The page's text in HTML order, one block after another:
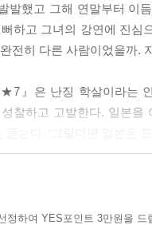
발했고 그해 연말부터 이
하고 그녀의 강연에 진
전히 다른 사람이었을까.
은 난징 학살이라는 인
찰하고 고발한다. 일본
니다. 『1★9★3★7』은
본의 심층심리에 대한 통
정하여 YES포인트 3만원을 드